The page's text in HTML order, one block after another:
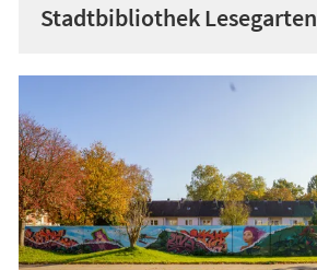
Stadtbibliothek Lesegarten